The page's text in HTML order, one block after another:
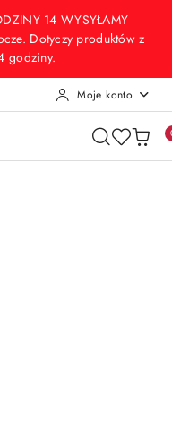
14 WYSYŁAMY
Dotyczy produktów z
godziny.
Moje konto